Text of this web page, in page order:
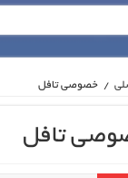
/ خصوصی تافل
تافل